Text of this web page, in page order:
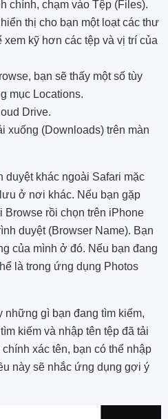
chính, chạm vào Tệp (Files).
thị cho bạn một loạt các thư
xem kỹ hơn các tệp và vị trí của
bạn sẽ thấy một số tùy
mục Locations.
Drive.
xuống (Downloads) trên màn
duyệt khác ngoài Safari mặc
ở nơi khác. Nếu bạn gặp
rồi chọn trên iPhone
duyệt (Browser Name). Bạn
của mình ở đó. Nếu bạn đang
là trong ứng dụng Photos
những gì bạn đang tìm kiếm,
kiếm và nhập tên tệp đã tải
xác tên, bạn có thể nhập
này sẽ nhắc ứng dụng gợi ý